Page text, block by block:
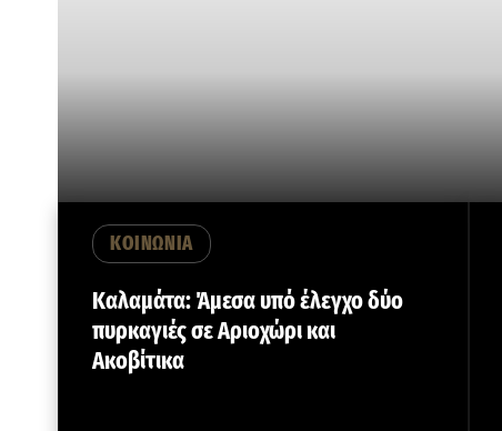
ΚΟΙΝΩΝΙΑ
Καλαμάτα: Άμεσα υπό έλεγχο δύο
πυρκαγιές σε Αριοχώρι και
Ακοβίτικα